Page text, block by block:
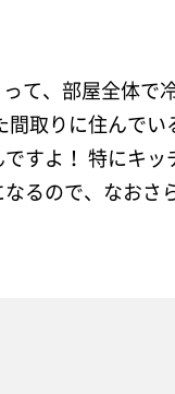
て、部屋全体で
取りに住んで
すよ！ 特にキ
るので、なおさ